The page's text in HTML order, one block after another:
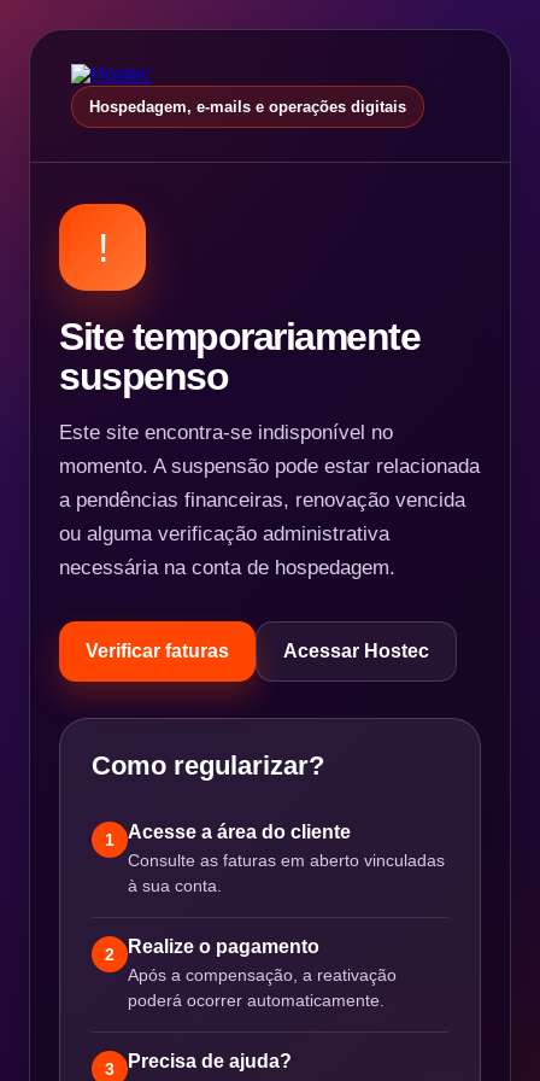
Hospedagem, e-mails e operações digitais
!
Site temporariamente
suspenso
Este site encontra-se indisponível no
momento. A suspensão pode estar relacionada
a pendências financeiras, renovação vencida
ou alguma verificação administrativa
necessária na conta de hospedagem.
Verificar faturas Acessar Hostec
Como regularizar?
1 Acesse a área do cliente
Consulte as faturas em aberto vinculadas
à sua conta.
2 Realize o pagamento
Após a compensação, a reativação
poderá ocorrer automaticamente.
3 Precisa de ajuda?